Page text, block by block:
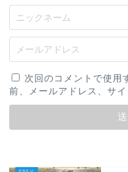
次回のコメントで使用
前、メールアドレス、サイ